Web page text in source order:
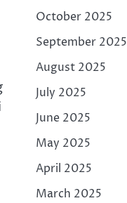
October 2025
September 2025
August 2025
July 2025
June 2025
May 2025
April 2025
March 2025